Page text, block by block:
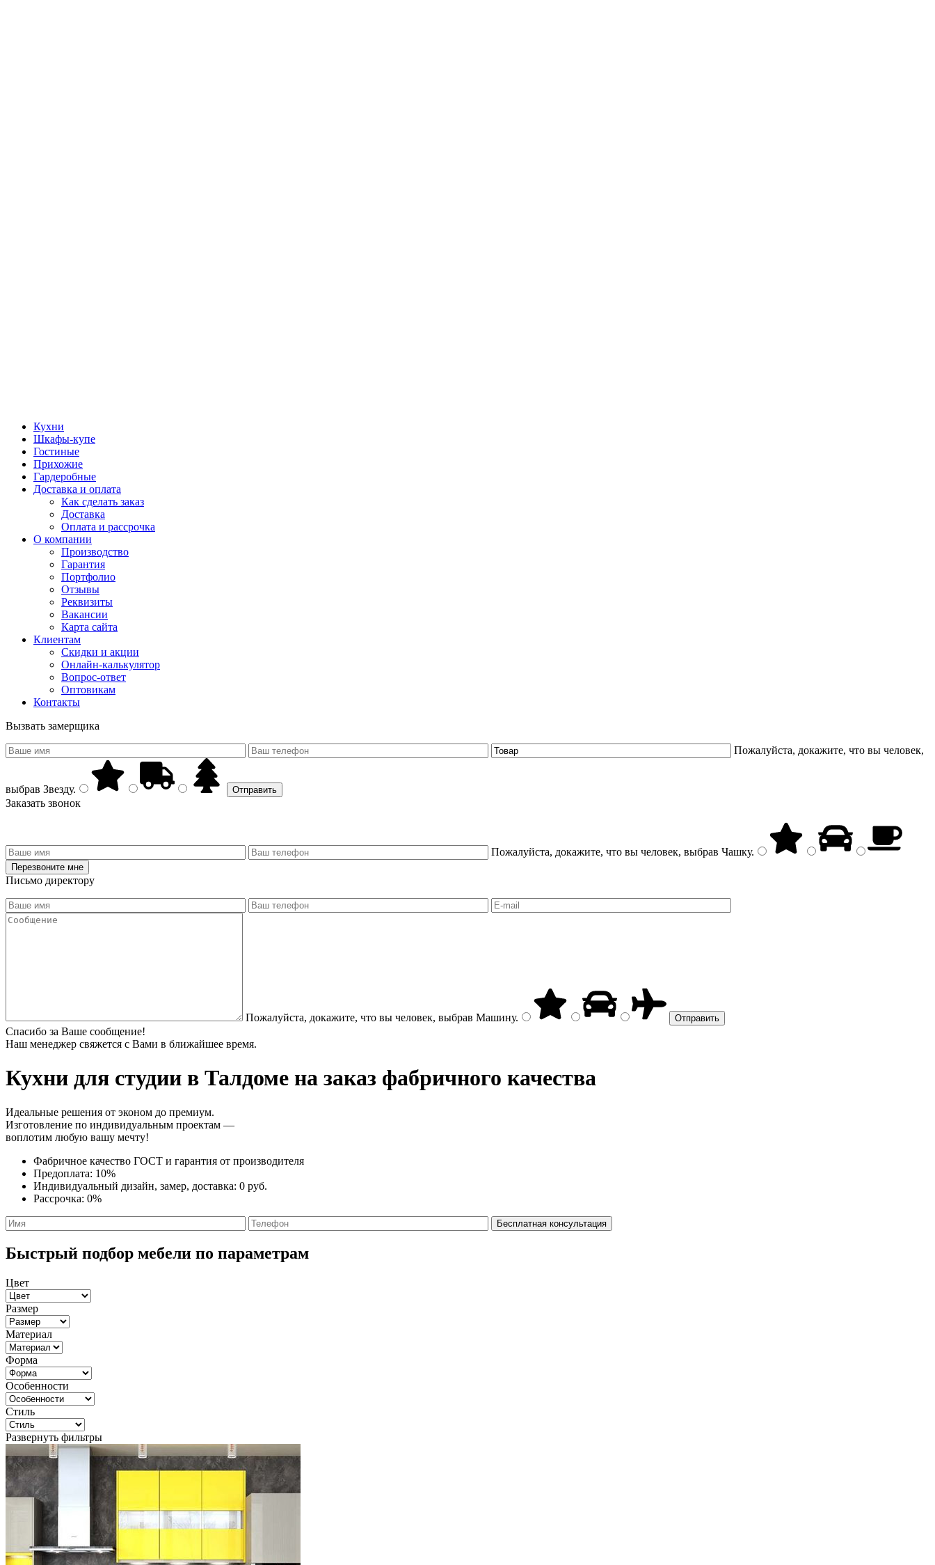
Кухни
Шкафы-купе
Гостиные
Прихожие
Гардеробные
Доставка и оплата
Как сделать заказ
Доставка
Оплата и рассрочка
О компании
Производство
Гарантия
Портфолио
Отзывы
Реквизиты
Вакансии
Карта сайта
Клиентам
Скидки и акции
Онлайн-калькулятор
Вопрос-ответ
Оптовикам
Контакты
Вызвать замерщика
Пожалуйста, докажите, что вы человек,
выбрав Звезду.
Заказать звонок
Пожалуйста, докажите, что вы человек, выбрав Чашку.
Письмо директору
Пожалуйста, докажите, что вы человек, выбрав Машину.
Спасибо за Ваше сообщение!
Наш менеджер свяжется с Вами в ближайшее время.
Кухни для студии в Талдоме на заказ фабричного качества
Идеальные решения от эконом до премиум.
Изготовление по индивидуальным проектам —
воплотим любую вашу мечту!
Фабричное качество ГОСТ и гарантия от производителя
Предоплата: 10%
Индивидуальный дизайн, замер, доставка: 0 руб.
Рассрочка: 0%
Быстрый подбор мебели по параметрам
Цвет
Размер
Материал
Форма
Особенности
Стиль
Развернуть фильтры